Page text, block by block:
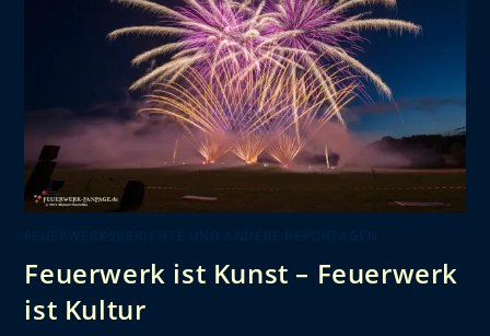
Feuerwerk ist Kunst – Feuerwerk
ist Kultur